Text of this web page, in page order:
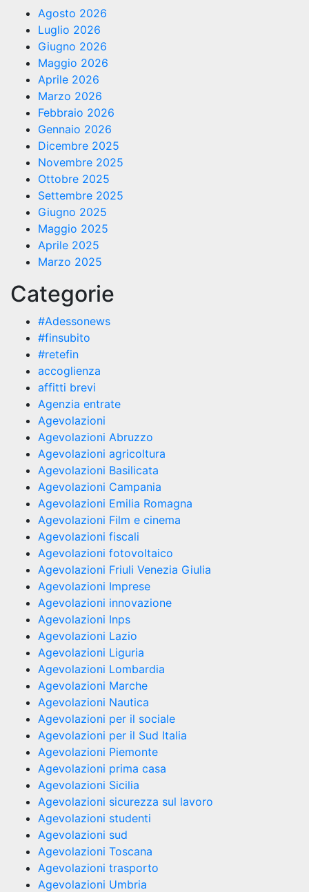
Agosto 2026
Luglio 2026
Giugno 2026
Maggio 2026
Aprile 2026
Marzo 2026
Febbraio 2026
Gennaio 2026
Dicembre 2025
Novembre 2025
Ottobre 2025
Settembre 2025
Giugno 2025
Maggio 2025
Aprile 2025
Marzo 2025
Categorie
#Adessonews
#finsubito
#retefin
accoglienza
affitti brevi
Agenzia entrate
Agevolazioni
Agevolazioni Abruzzo
Agevolazioni agricoltura
Agevolazioni Basilicata
Agevolazioni Campania
Agevolazioni Emilia Romagna
Agevolazioni Film e cinema
Agevolazioni fiscali
Agevolazioni fotovoltaico
Agevolazioni Friuli Venezia Giulia
Agevolazioni Imprese
Agevolazioni innovazione
Agevolazioni Inps
Agevolazioni Lazio
Agevolazioni Liguria
Agevolazioni Lombardia
Agevolazioni Marche
Agevolazioni Nautica
Agevolazioni per il sociale
Agevolazioni per il Sud Italia
Agevolazioni Piemonte
Agevolazioni prima casa
Agevolazioni Sicilia
Agevolazioni sicurezza sul lavoro
Agevolazioni studenti
Agevolazioni sud
Agevolazioni Toscana
Agevolazioni trasporto
Agevolazioni Umbria